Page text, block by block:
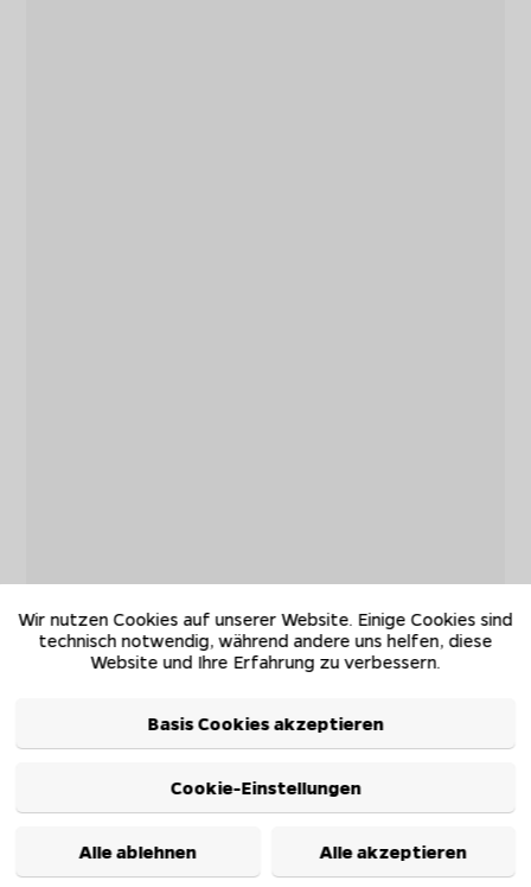
Wir nutzen Cookies auf unserer Website. Einige Cookies sind
technisch notwendig, während andere uns helfen, diese
Website und Ihre Erfahrung zu verbessern.
Basis Cookies akzeptieren
Cookie-Einstellungen
Alle ablehnen Alle akzeptieren